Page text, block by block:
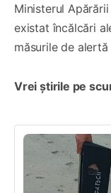
Ministerul
existat încălcări
măsurile de
Vrei știrile pe